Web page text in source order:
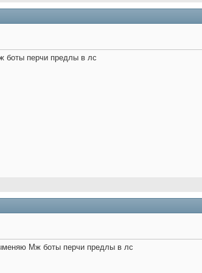
боты перчи предлы в лс
Мж боты перчи предлы в лс